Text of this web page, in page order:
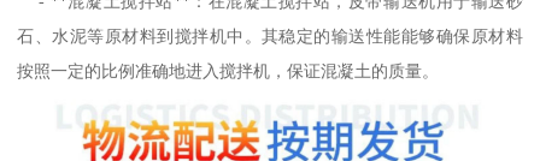
石、水泥等原材料到搅拌机中。其稳定的输送性能能够确保原材料
按照一定的比例准确地进入搅拌机，保证混凝土的质量。